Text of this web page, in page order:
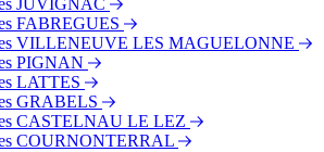
JUVIGNAC
FABREGUES
VILLENEUVE LES MAGUELONNE
PIGNAN
LATTES
GRABELS
CASTELNAU LE LEZ
COURNONTERRAL